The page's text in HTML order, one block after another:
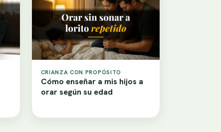
CRIANZA CON PROPÓSITO
Cómo enseñar a mis hijos a
orar según su edad